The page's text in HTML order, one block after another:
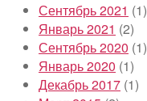
Сентябрь 2021 (1)
Январь 2021 (2)
Сентябрь 2020 (1)
Январь 2020 (1)
Декабрь 2017 (1)